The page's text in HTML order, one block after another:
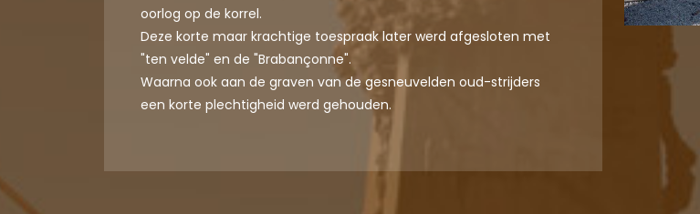
oorlog op de korrel.
Deze korte maar krachtige toespraak later werd afgesloten met
"ten velde" en de "Brabançonne".
Waarna ook aan de graven van de gesneuvelden oud-strijders
een korte plechtigheid werd gehouden.